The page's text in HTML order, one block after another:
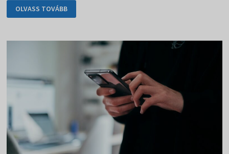
A
SNAPSEED
BÁRMILYEN
KEZELNI
OLVASS TOVÁBB